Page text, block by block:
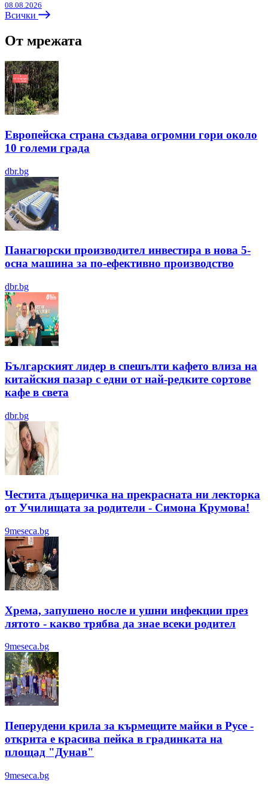
08.08.2026
Всички
От мрежата
Европейска страна създава огромни гори около
10 големи града
dbr.bg
Панагюрски производител инвестира в нова 5-
осна машина за по-ефективно производство
dbr.bg
Българският лидер в спешълти кафето влиза на
китайския пазар с едни от най-редките сортове
кафе в света
dbr.bg
Честита дъщеричка на прекрасната ни лекторка
от Училищата за родители - Симона Крумова!
9meseca.bg
Хрема, запушено носле и ушни инфекции през
лятотo - какво трябва да знае всеки родител
9meseca.bg
Пеперудени крила за кърмещите майки в Русе -
открита е красива пейка в градинката на
площад "Дунав"
9meseca.bg